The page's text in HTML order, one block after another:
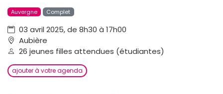
Auvergne Complet
03 avril 2025, de 8h30 à 17h00
Aubière
26 jeunes filles attendues (étudiantes)
ajouter à votre agenda